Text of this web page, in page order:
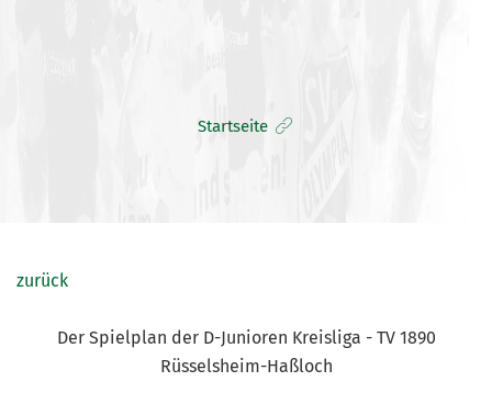
VERANSTALTUNGEN
ARCHIV
Startseite
zurück
Der Spielplan der D-Junioren Kreisliga - TV 1890
Rüsselsheim-Haßloch